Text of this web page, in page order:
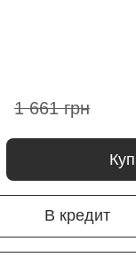
1 661 грн
В кредит